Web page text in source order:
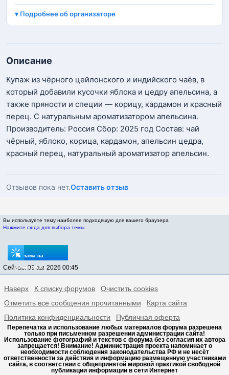
Подробнее об организаторе
Описание
Купаж из чёрного цейлонского и индийского чаёв, в
который добавили кусочки яблока и цедру апельсина, а
также пряности и специи — корицу, кардамон и красный
перец. С натуральным ароматизатором апельсина.
Производитель: Россия Сбор: 2025 год Состав: чай
чёрный, яблоко, корица, кардамон, апельсин цедра,
красный перец, натуральный ароматизатор апельсин.
Отзывов пока нет.Оставить отзыв
Вы используете тему наиболее подходящую для вашего браузера
Нажмите сюда для выбора темы
Реклама на
sptovarov.ru
Сейчас: 09 авг 2026 00:45
Наверх К списку форумов
Очистить cookies
Отметить все сообщения прочитанными
Карта сайта
Политика конфиденциальности
Публичная оферта